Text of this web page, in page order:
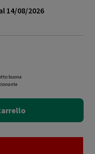
14/08/2026
buona